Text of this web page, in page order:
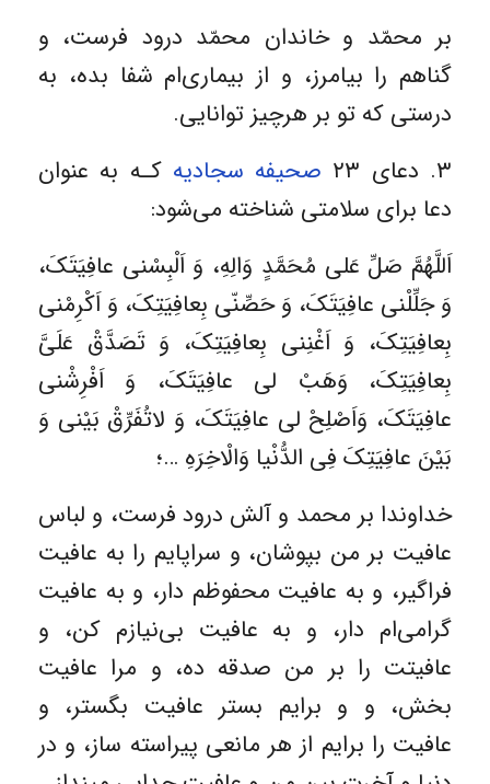
بر محمّد و خاندان محمّد درود فرست، و
گناهم را بیامرز، و از بیمارى‌‏ام شفا بده، به
درستى که تو بر هرچیز توانایى.
۳. دعای ۲۳
صحیفه سجادیه کـه به عنوان
دعا برای سلامتی شناخته می‌شود:
اَللَّهُمَّ صَلِّ عَلى‏ مُحَمَّدٍ وَالِهِ، وَ اَلْبِسْنى عافِیَتَکَ،
وَ جَلِّلْنى عافِیَتَکَ، وَ حَصِّنّى بِعافِیَتِکَ، وَ اَکْرِمْنى
بِعافِیَتِکَ، وَ اَغْنِنى بِعافِیَتِکَ، وَ تَصَدَّقْ عَلَىَّ
بِعافِیَتِکَ، وَهَبْ لى عافِیَتَکَ، وَ اَفْرِشْنى
عافِیَتَکَ، وَاَصْلِحْ لى عافِیَتَکَ، وَ لاتُفَرِّقْ بَیْنى وَ
بَیْنَ عافِیَتِکَ فِى الدُّنْیا وَالْاخِرَهِ …؛
خداوندا بر محمد و آلش درود فرست، و لباس
عافیت بر من بپوشان، و سراپایم را به عافیت
فراگیر، و به عافیت محفوظم دار، و به عافیت
گرامی‌ام دار، و به عافیت بی‌نیازم کن، و
عافیتت را بر من صدقه ده، و مرا عافیت
بخش، و و برایم بستر عافیت بگستر، و
عافیت را برایم از هر مانعی پیراسته ساز، و در